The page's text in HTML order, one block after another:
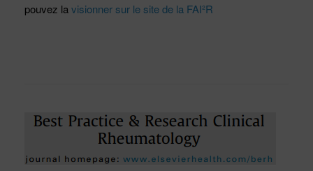
pouvez lavisionner sur le site de la FAI²R